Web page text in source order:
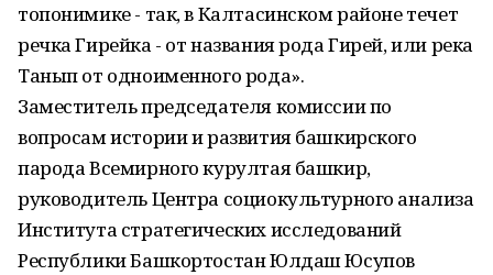
топонимике - так, в Калтасинском районе течет
речка Гирейка - от названия рода Гирей, или река
Танып от одноименного рода».
Заместитель председателя комиссии по
вопросам истории и развития башкирского
парода Всемирного курултая башкир,
руководитель Центра социокультурного анализа
Института стратегических исследований
Республики Башкортостан Юлдаш Юсупов